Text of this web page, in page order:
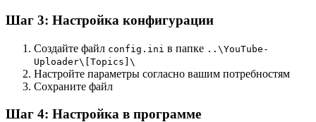
Шаг 3: Настройка конфигурации
Создайте файл config.ini в папке ..\YouTube-
Uploader\[Topics]\
Настройте параметры согласно вашим потребностям
Сохраните файл
Шаг 4: Настройка в программе